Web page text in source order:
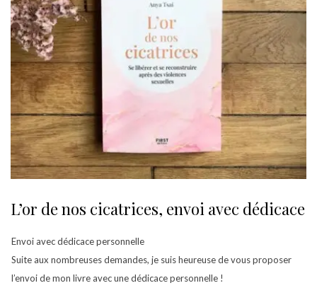
L’or de nos cicatrices, envoi avec dédicace
Envoi avec dédicace personnelle
Suite aux nombreuses demandes, je suis heureuse de vous proposer
l’envoi de mon livre avec une dédicace personnelle !